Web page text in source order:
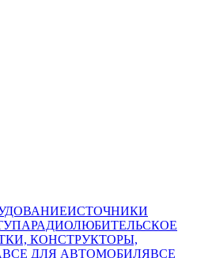
ИСТОЧНИКИ
РАДИОЛЮБИТЕЛЬСКОЕ
КОНСТРУКТОРЫ,
ВСЕ ДЛЯ АВТОМОБИЛЯВСЕ